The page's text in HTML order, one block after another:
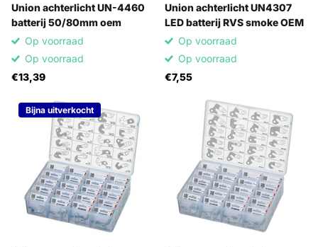
Union achterlicht UN-4460
batterij 50/80mm oem
Op voorraad
Op voorraad
€13,39
Union achterlicht UN4307
LED batterij RVS smoke OEM
Op voorraad
Op voorraad
€7,55
Bijna uitverkocht